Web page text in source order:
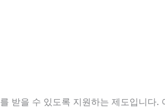
받을 수 있도록 지원하는 제도입니다.